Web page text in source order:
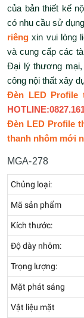
của bản thiết kế
có nhu cầu sử dụng
riêng xin vui lòng
và cung cấp các
Đại lý thương
công nội thất xây
Đèn LED Profile
Đèn LED Profile
thanh nhôm mới
MGA-278
Chủng loại:
Mã sản phẩm
Kích thước:
Độ dày nhôm:
Trọng lượng:
Mặt phát sáng
Vật liệu mặt